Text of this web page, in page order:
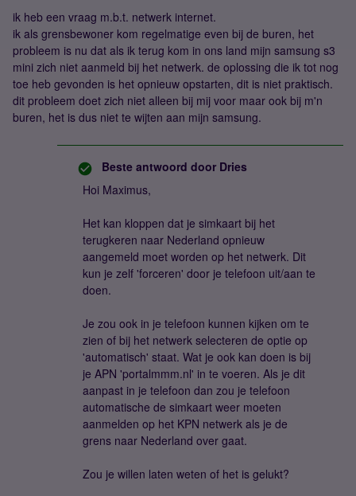
ik heb een vraag m.b.t. netwerk internet.
ik als grensbewoner kom regelmatige even bij de buren, het
probleem is nu dat als ik terug kom in ons land mijn samsung s3
mini zich niet aanmeld bij het netwerk. de oplossing die ik tot nog
toe heb gevonden is het opnieuw opstarten, dit is niet praktisch.
dit probleem doet zich niet alleen bij mij voor maar ook bij m'n
buren, het is dus niet te wijten aan mijn samsung.
Beste antwoord door Dries
Hoi Maximus,
Het kan kloppen dat je simkaart bij het
terugkeren naar Nederland opnieuw
aangemeld moet worden op het netwerk. Dit
kun je zelf 'forceren' door je telefoon uit/aan te
doen.
Je zou ook in je telefoon kunnen kijken om te
zien of bij het netwerk selecteren de optie op
'automatisch' staat. Wat je ook kan doen is bij
je APN 'portalmmm.nl' in te voeren. Als je dit
aanpast in je telefoon dan zou je telefoon
automatische de simkaart weer moeten
aanmelden op het KPN netwerk als je de
grens naar Nederland over gaat.
Zou je willen laten weten of het is gelukt?